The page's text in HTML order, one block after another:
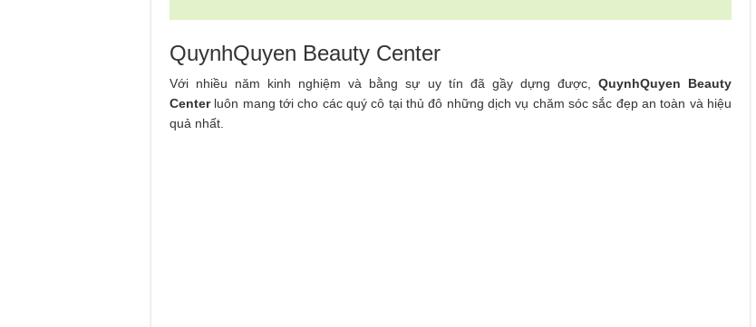
QuynhQuyen Beauty Center
Với nhiều năm kinh nghiệm và bằng sự uy tín đã gầy dựng được, QuynhQuyen Beauty
Center luôn mang tới cho các quý cô tại thủ đô những dịch vụ chăm sóc sắc đẹp an toàn và hiệu
quả nhất.